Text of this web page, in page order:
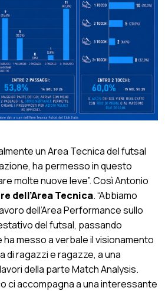
un Area Tecnica del futsal
ha permesso in questo
molte nuove leve”. Così Antonio
dell’Area Tecnica. “Abbiamo
dell’Area Performance sullo
del futsal, passando
ha messo a verbale il visionamento
di ragazzi e ragazze, a una
della parte Match Analysis.
ci accompagna a una interessante